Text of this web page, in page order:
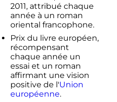
2011, attribué chaque
année à un roman
oriental francophone.
Prix du livre européen,
récompensant
chaque année un
essai et un roman
affirmant une vision
positive de l'Union
européenne.